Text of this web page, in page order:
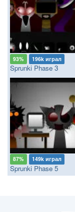
93% 196k играл
Sprunki Phase 3
87% 149k играл
Sprunki Phase 5